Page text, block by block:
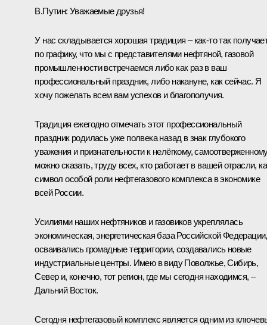
В.Путин: Уважаемые друзья!
У нас складывается хорошая традиция – как‑то так
по графику, что мы с представителями нефтяной, газовой
промышленности встречаемся либо как раз в ваш
профессиональный праздник, либо накануне, как сейчас. Я
хочу пожелать всем вам успехов и благополучия.
Традиция ежегодно отмечать этот профессиональный
праздник родилась уже полвека назад в знак глубокого
уважения и признательности к нелёгкому,
можно сказать, труду всех, кто работает в вашей отрасли,
символ особой роли нефтегазового комплекса в экономике
всей России.
Усилиями наших нефтяников и газовиков укреплялась
экономическая, энергетическая база Российской Федерации,
осваивались громадные территории, создавались новые
индустриальные центры. Имею в виду Поволжье, Сибирь,
Север и, конечно, тот регион, где мы сегодня находимся, –
Дальний Восток.
Сегодня нефтегазовый комплекс является одним из